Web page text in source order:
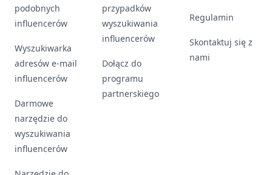
podobnych
influencerów
Wyszukiwarka
adresów e-mail
influencerów
Darmowe
narzędzie do
wyszukiwania
influencerów
przypadków
wyszukiwania
influencerów
Dołącz do
programu
partnerskiego
Regulamin
Skontaktuj się z
nami